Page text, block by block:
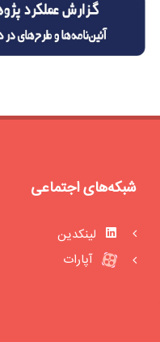
شبکه‌های اجتماعی
لینکدین
آپارات